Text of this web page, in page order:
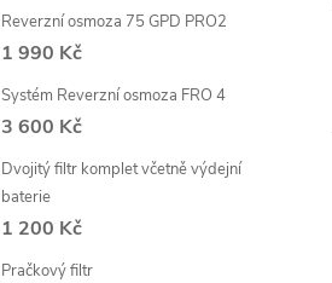
Reverzní osmoza 75 GPD PRO2
1 990 Kč
Systém Reverzní osmoza FRO 4
3 600 Kč
Dvojitý filtr komplet včetně výdejní
baterie
1 200 Kč
Pračkový filtr